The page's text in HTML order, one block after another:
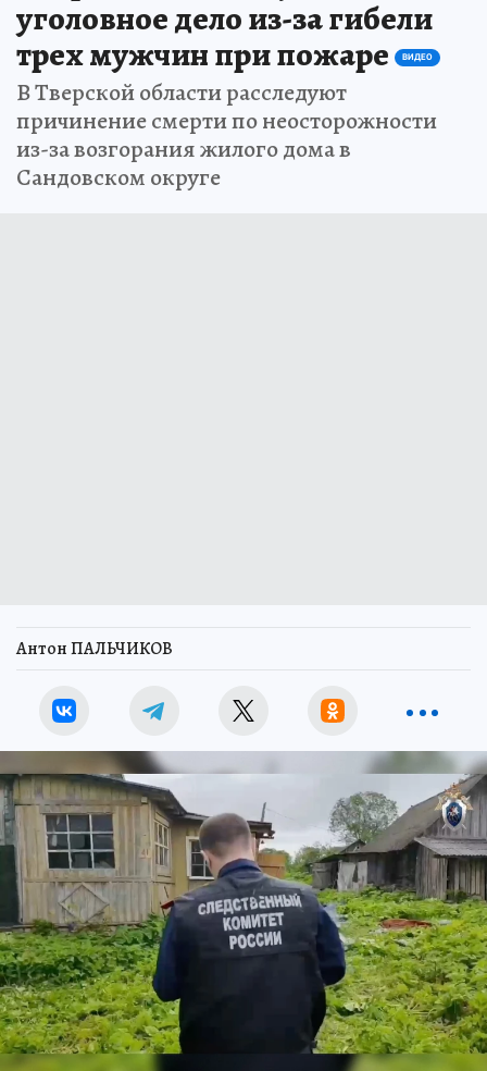
уголовное дело из-за гибели
трех мужчин при пожаре
ВИДЕО
В Тверской области расследуют
причинение смерти по неосторожности
из-за возгорания жилого дома в
Сандовском округе
Антон ПАЛЬЧИКОВ